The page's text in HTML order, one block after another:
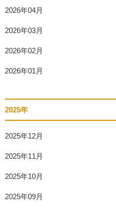
2026年04月
2026年03月
2026年02月
2026年01月
2025年
2025年12月
2025年11月
2025年10月
2025年09月